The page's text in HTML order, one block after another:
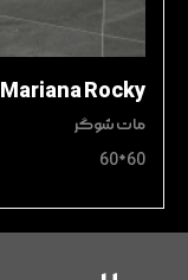
Mariana Rocky
مات شوگر
60*60